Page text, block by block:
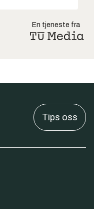
En tjeneste fra
Tips oss